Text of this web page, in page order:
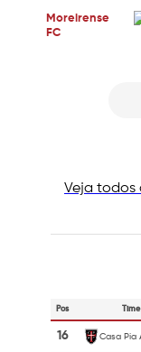
Moreirense
FC
Veja todos
Pos Time
16 Casa Pia